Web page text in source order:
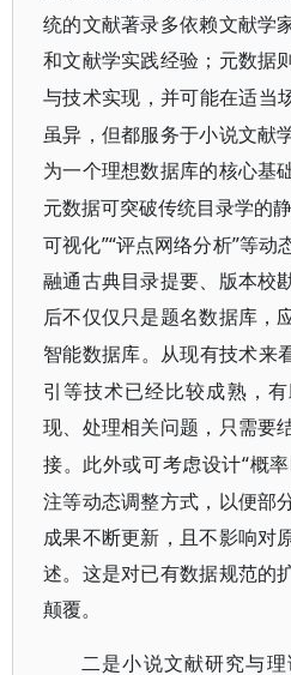
统的文献著录多依赖文献学
和文献学实践经验；元数据
与技术实现，并可能在适当
虽异，但都服务于小说文献
为一个理想数据库的核心基
元数据可突破传统目录学的
可视化”“评点网络分析”等动
融通古典目录提要、版本校
后不仅仅只是题名数据库，
智能数据库。从现有技术来
引等技术已经比较成熟，
现、处理相关问题，只需要
接。此外或可考虑设计“概
注等动态调整方式，以便部
成果不断更新，且不影响对
述。这是对已有数据规范的
颠覆。
二是小说文献研究与